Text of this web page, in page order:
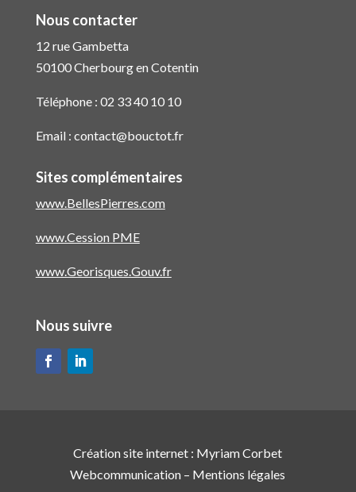
Nous contacter
12 rue Gambetta
50100 Cherbourg en Cotentin
Téléphone : 02 33 40 10 10
Email : contact@bouctot.fr
Sites complémentaires
www.BellesPierres.com
www.Cession PME
www.Georisques.Gouv.fr
Nous suivre
Création site internet : Myriam Corbet
Webcommunication – Mentions légales